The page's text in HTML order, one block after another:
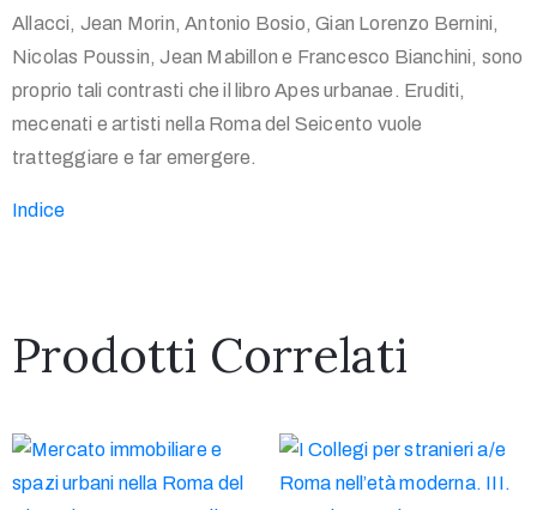
Allacci, Jean Morin, Antonio Bosio, Gian Lorenzo Bernini,
Nicolas Poussin, Jean Mabillon e Francesco Bianchini, sono
proprio tali contrasti che il libro Apes urbanae. Eruditi,
mecenati e artisti nella Roma del Seicento vuole
tratteggiare e far emergere.
Indice
Prodotti Correlati